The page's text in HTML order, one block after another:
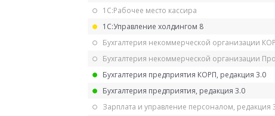
1С:Рабочее место кассира
1С:Управление холдингом 8
Бухгалтерия некоммерческой организации
Бухгалтерия некоммерческой организации
Бухгалтерия предприятия КОРП, редакция 3.0
Бухгалтерия предприятия, редакция 3.0
Зарплата и управление персоналом, редакция